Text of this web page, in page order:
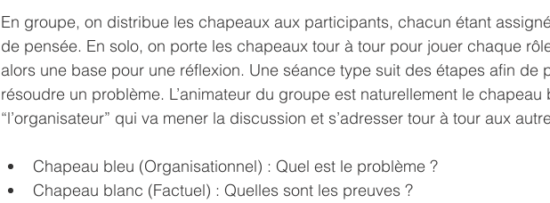
En groupe, on distribue les chapeaux aux participants, chacun étant
de pensée. En solo, on porte les chapeaux tour à tour pour jouer chaque
alors une base pour une réflexion. Une séance type suit des étapes afin de
résoudre un problème. L’animateur du groupe est naturellement le chapeau
“l’organisateur” qui va mener la discussion et s’adresser tour à tour aux
Chapeau bleu (Organisationnel) : Quel est le problème ?
Chapeau blanc (Factuel) : Quelles sont les preuves ?